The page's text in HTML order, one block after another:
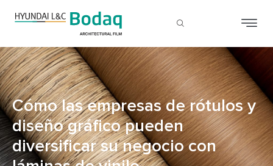
Cómo las empresas de rótulos y
diseño gráfico pueden
diversificar su negocio con